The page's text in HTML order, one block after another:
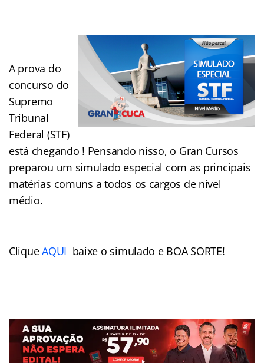
A prova do
concurso do
Supremo
Tribunal
Federal (STF)
está chegando ! Pensando nisso, o Gran Cursos
preparou um simulado especial com as principais
matérias comuns a todos os cargos de nível
médio.
CliqueAQUI baixe o simulado e BOA SORTE!